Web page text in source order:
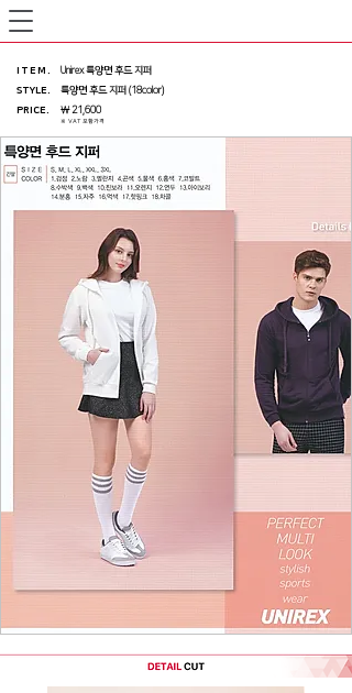
ITEM .
Unirex 특양면 후드 지퍼
STYLE.
특양면 후드 지퍼 (18color)
PRICE.
※ VAT 포함가격
￦ 21,600